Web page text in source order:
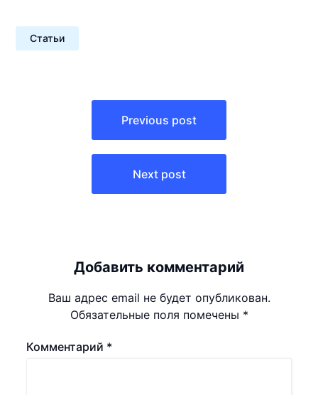
Статьи
Навигация
Previous post
Next post
Добавить комментарий
Ваш адрес email не будет опубликован.
Обязательные поля помечены *
Комментарий *